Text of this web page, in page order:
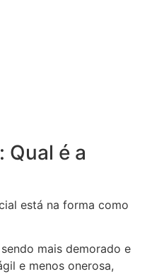
é a
está na forma como
mais demorado e
e menos onerosa,